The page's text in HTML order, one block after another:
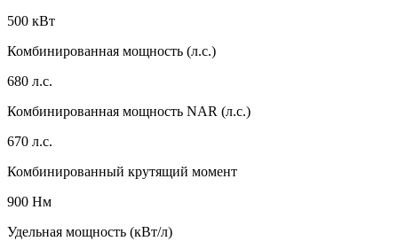
500 кВт
Комбинированная мощность (л.с.)
680 л.с.
Комбинированная мощность NAR (л.с.)
670 л.с.
Комбинированный крутящий момент
900 Нм
Удельная мощность (кВт/л)